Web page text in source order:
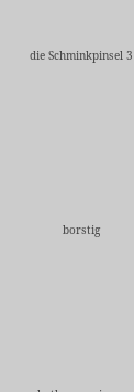
die Schminkpinsel 3
borstig